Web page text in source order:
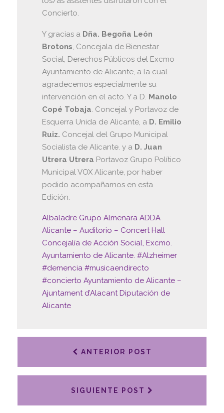
Concierto.
Y gracias a Dña. Begoña León
Brotons , Concejala de Bienestar
Social, Derechos Públicos del Excmo
Ayuntamiento de Alicante, a la cual
agradecemos especialmente su
intervención en el acto. Y a D. Manolo
Copé Tobaja . Concejal y Portavoz de
Esquerra Unida de Alicante, a D. Emilio
Ruiz. Concejal del Grupo Municipal
Socialista de Alicante. y a D. Juan
Utrera Utrera Portavoz Grupo Político
Municipal VOX Alicante, por haber
podido acompañarnos en esta
Edición.
Albaladre Grupo Almenara ADDA
Alicante – Auditorio – Concert Hall
Concejalía de Acción Social, Excmo.
Ayuntamiento de Alicante. #Alzheimer
#demencia #musicaendirecto
#concierto Ayuntamiento de Alicante –
Ajuntament d’Alacant Diputación de
Alicante
ANTERIOR POST
SIGUIENTE POST